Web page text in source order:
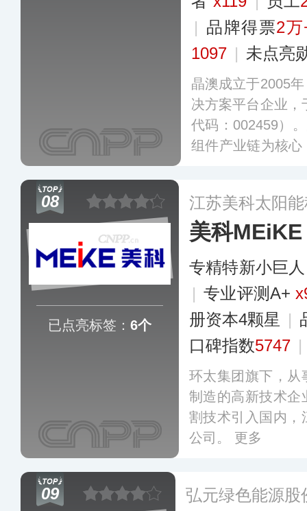
| 品牌得票2万
1097 | 未点亮
晶澳成立于2005
决方案平台企业，
代码：002459）
组件产业链为核
5个国家和地区。
08
已点亮标签： 6个
江苏美科太阳
美科MEiKE
专精特新小巨人
| 专业评测A+
册资本4颗星 |
口碑指数5747 |
环太集团旗下，从
制造的高新技术企
割技术引入国内，
公司。 更多
09 弘元绿色能源股